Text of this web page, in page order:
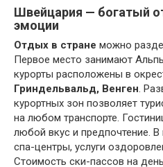
Швейцария — богатый
эмоции
Отдых в стране можно
Первое место занимают
курорты расположены в
Гриндельвальд, Венген.
курортных зон позволяет
на любом транспорте.
любой вкус и предпочтение.
спа-центры, услуги
Стоимость ски-пассов на